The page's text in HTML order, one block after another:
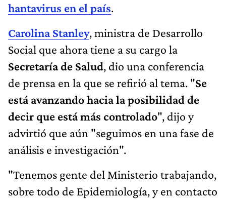
hantavirus en el país.
Carolina Stanley, ministra de Desarrollo
Social que ahora tiene a su cargo la
Secretaría de Salud, dio una conferencia
de prensa en la que se refirió al tema. "Se
está avanzando haciala posibilidad de
decir que está más controlado", dijo y
advirtió que aún "seguimos en una fase de
análisis e investigación".
"Tenemos gente del Ministerio trabajando,
sobre todo de Epidemiología, y en contacto